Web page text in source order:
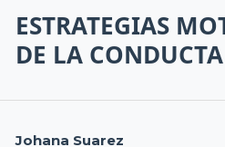
ESTRATEGIAS
DE LA
Johana Suarez